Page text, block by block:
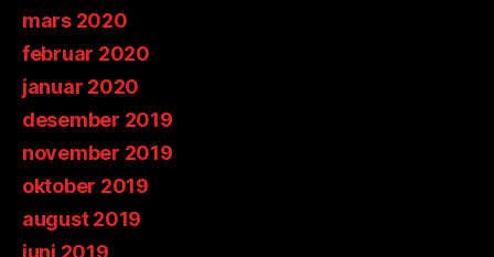
mars 2020
februar 2020
januar 2020
desember 2019
november 2019
oktober 2019
august 2019
juni 2019